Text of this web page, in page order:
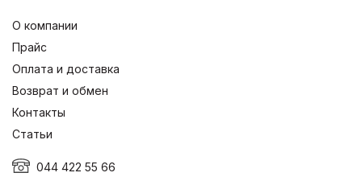
О компании
Прайс
Оплата и доставка
Возврат и обмен
Контакты
Статьи
044 422 55 66